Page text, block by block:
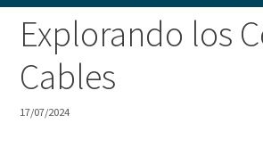
Explorando los
Cables
17/07/2024